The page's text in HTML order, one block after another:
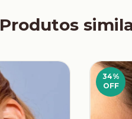
Produtos
34%
OFF